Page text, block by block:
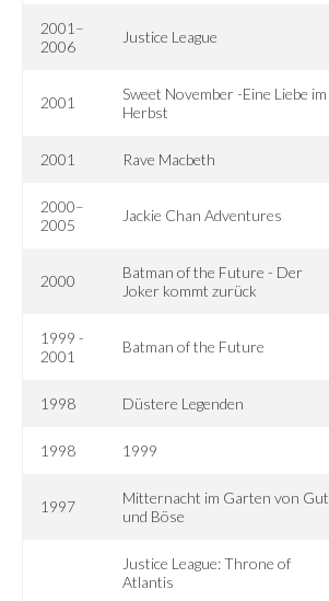
2001–
2006
Justice League
2001
Sweet November -Eine Liebe im
Herbst
2001 Rave Macbeth
2000–
2005
Jackie Chan Adventures
2000
Batman of the Future - Der
Joker kommt zurück
1999 -
2001
Batman of the Future
1998 Düstere Legenden
1998 1999
1997
Mitternacht im Garten von Gut
und Böse
Justice League: Throne of
Atlantis